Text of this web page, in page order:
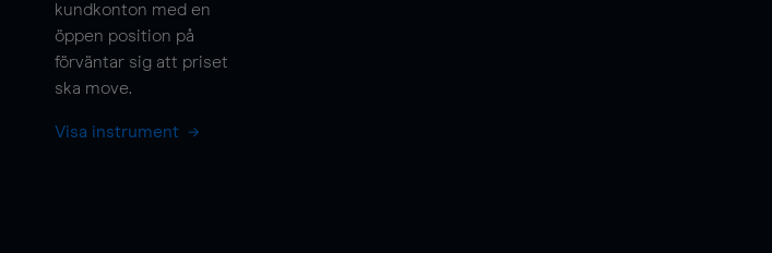
kundkonton med en
öppen position på
förväntar sig att priset
ska move.
Visa instrument